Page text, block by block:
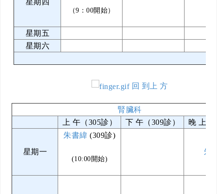
（9：00開始）
星期五
星期六
回 到上 方
腎臟科
上 午（305診）
下 午（309診） 晚 上（
星期一
朱書緯 (309診)
(10:00開始)
朱